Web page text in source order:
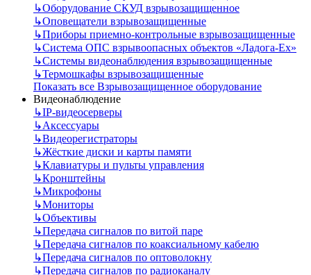
↳Оборудование СКУД взрывозащищенное
↳Оповещатели взрывозащищенные
↳Приборы приемно-контрольные взрывозащищенные
↳Система ОПС взрывоопасных объектов «Ладога-Ex»
↳Системы видеонаблюдения взрывозащищенные
↳Термошкафы взрывозащищенные
Показать все Взрывозащищенное оборудование
Видеонаблюдение
↳IP-видеосерверы
↳Аксессуары
↳Видеорегистраторы
↳Жёсткие диски и карты памяти
↳Клавиатуры и пульты управления
↳Кронштейны
↳Микрофоны
↳Мониторы
↳Объективы
↳Передача сигналов по витой паре
↳Передача сигналов по коаксиальному кабелю
↳Передача сигналов по оптоволокну
↳Передача сигналов по радиоканалу